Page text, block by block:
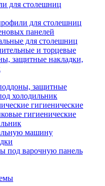
для столешниц
для столешниц
панелей
для столешниц
и торцевые
защитные накладки,
защитные
холодильник
гигиенические
гигиенические
машину
под варочную панель